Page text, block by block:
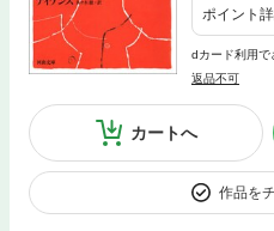
ポイント
dカード利用で
返品不可
カートへ
作品を